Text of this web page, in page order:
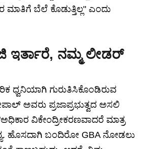
ಮಾತಿಗೆ ಬೆಲೆ ಕೊಡುತ್ತಿಲ್ಲ" ಎಂದು
ನಮ್ಮ ಲೀಡರ್
ಧ್ವನಿಯಾಗಿ ಗುರುತಿಸಿಕೊಂಡಿರುವ
ಅವರು ಪ್ರಜಾಪ್ರಭುತ್ವದ ಅಸಲಿ
ವಿಕೇಂದ್ರೀಕರಣವಾದರೆ ಮಾತ್ರ
ಹೊಸದಾಗಿ ಬಂದಿರೋ GBA ನೋಡಲು